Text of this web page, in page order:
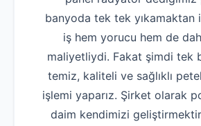
banyoda tek tek yıkamaktan
iş hem yorucu hem de
maliyetliydi. Fakat şimdi tek
temiz, kaliteli ve sağlıklı
işlemi yaparız. Şirket olarak
daim kendimizi